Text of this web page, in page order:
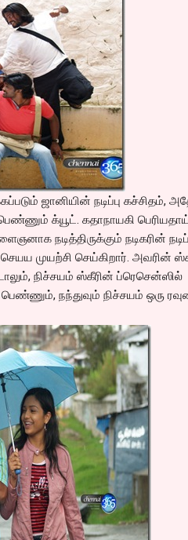
ஜானியின் நடிப்பு கச்சிதம்,
க்யூட். கதாநாயகி
நடித்திருக்கும் நடிகரின்
முயற்சி செய்கிறார். அவரின்
நிச்சயம் ஸ்கீரின் ப்ரெசென்ஸில்
நந்துவும் நிச்சயம் ஒரு